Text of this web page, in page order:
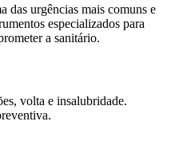
das urgências mais comuns e
especializados para
a sanitário.
volta e insalubridade.